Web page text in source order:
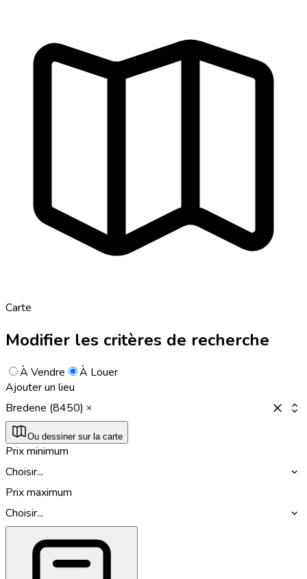
Carte
Modifier les critères de recherche
À Vendre
À Louer
Ajouter un lieu
Bredene (8450)
Ou dessiner sur la carte
Prix minimum
Choisir...
Prix maximum
Choisir...